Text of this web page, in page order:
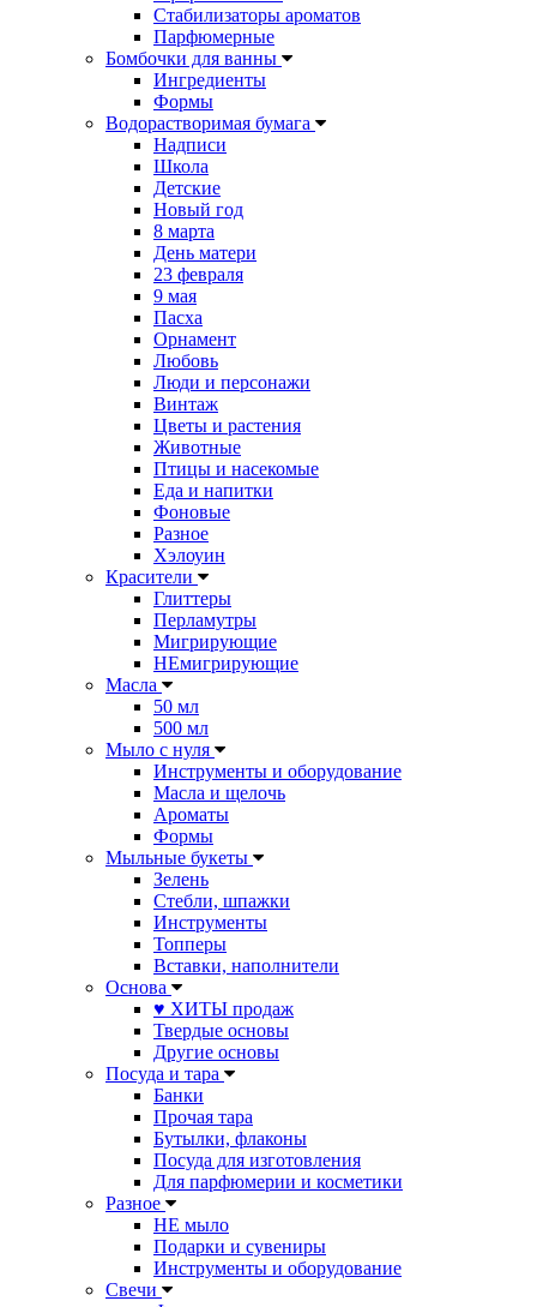
Стабилизаторы ароматов
Парфюмерные
Бомбочки для ванны
Ингредиенты
Формы
Водорастворимая бумага
Надписи
Школа
Детские
Новый год
8 марта
День матери
23 февраля
9 мая
Пасха
Орнамент
Любовь
Люди и персонажи
Винтаж
Цветы и растения
Животные
Птицы и насекомые
Еда и напитки
Фоновые
Разное
Хэлоуин
Красители
Глиттеры
Перламутры
Мигрирующие
НЕмигрирующие
Масла
50 мл
500 мл
Мыло с нуля
Инструменты и оборудование
Масла и щелочь
Ароматы
Формы
Мыльные букеты
Зелень
Стебли, шпажки
Инструменты
Топперы
Вставки, наполнители
Основа
♥ ХИТЫ продаж
Твердые основы
Другие основы
Посуда и тара
Банки
Прочая тара
Бутылки, флаконы
Посуда для изготовления
Для парфюмерии и косметики
Разное
НЕ мыло
Подарки и сувениры
Инструменты и оборудование
Свечи